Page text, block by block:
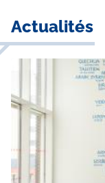
Actualités